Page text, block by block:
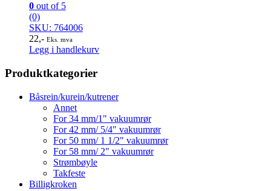
0 out of 5
(0)
SKU: 764006
22,- Eks. mva
Legg i handlekurv
Produktkategorier
Båsrein/kurein/kutrener
Annet
For 34 mm/1" vakuumrør
For 42 mm/ 5/4" vakuumrør
For 50 mm/ 1 1/2" vakuumrør
For 58 mm/ 2" vakuumrør
Strømbøyle
Takfeste
Billigkroken